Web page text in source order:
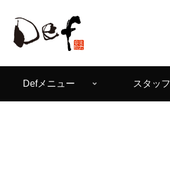
Defメニュー スタッフ